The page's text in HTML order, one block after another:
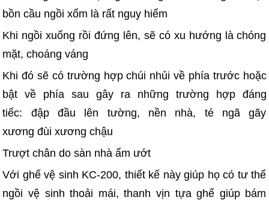
bồn cầu ngồi xổm là rất nguy hiểm
Khi ngồi xuống rồi đứng lên, sẽ có xu hướng là chóng
mặt, choáng váng
Khi đó sẽ có trường hợp chúi nhủi về phía trước hoặc
bật về phía sau gây ra những trường hợp đáng
tiếc: đập đầu lên tường, nền nhà, té ngã gãy
xương đùi xương chậu
Trượt chân do sàn nhà ẩm ướt
Với ghế vệ sinh KC-200, thiết kế này giúp họ có tư thế
ngồi vệ sinh thoải mái, thanh vịn tựa ghế giúp bám